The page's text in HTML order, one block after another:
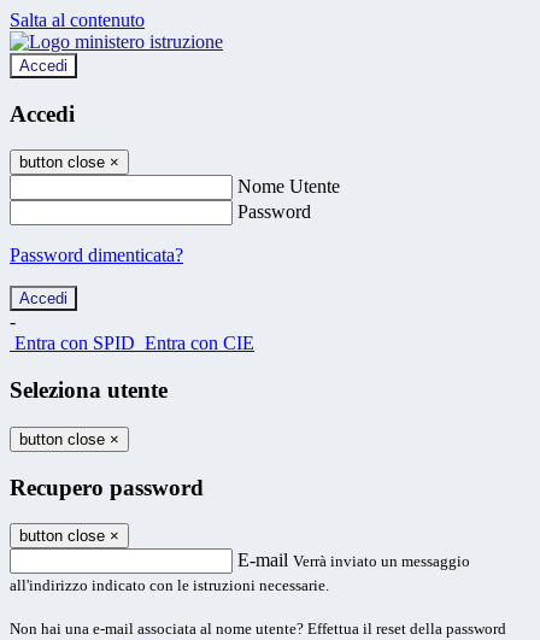
Salta al contenuto
Accedi
Accedi
button close ×
Nome Utente
Password
Password dimenticata?
-
Entra con SPID Entra con CIE
Seleziona utente
button close ×
Recupero password
button close ×
E-mail Verrà inviato un messaggio
all'indirizzo indicato con le istruzioni necessarie.
Non hai una e-mail associata al nome utente? Effettua il reset della password